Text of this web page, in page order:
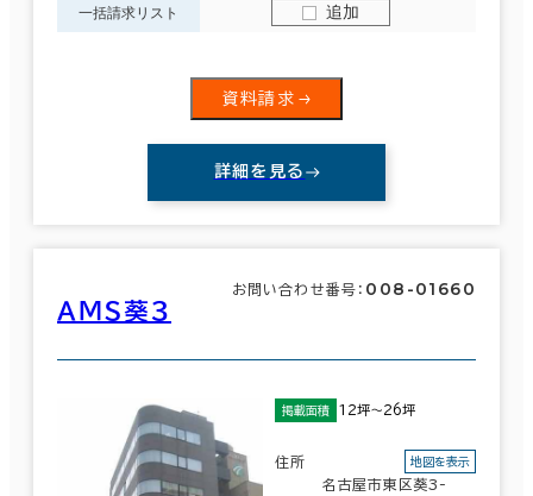
一括請求リスト 追加
資料請求
詳細を見る
ＡＭＳ葵３
お問い合わせ番号： 008-01660
掲載面積 12坪～26坪
住所
名古屋市東区葵3-
地図を表示